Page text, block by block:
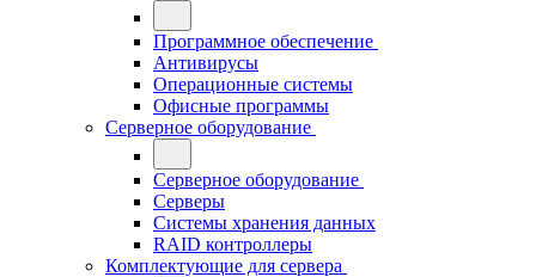
Программное обеспечение
Антивирусы
Операционные системы
Офисные программы
Серверное оборудование
Серверное оборудование
Серверы
Системы хранения данных
RAID контроллеры
Комплектующие для сервера